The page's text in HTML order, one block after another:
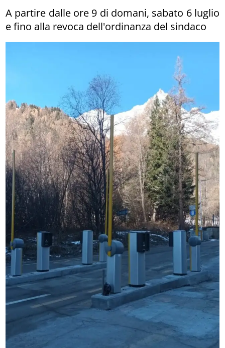
A partire dalle ore 9 di domani, sabato 6 luglio
e fino alla revoca dell'ordinanza del sindaco